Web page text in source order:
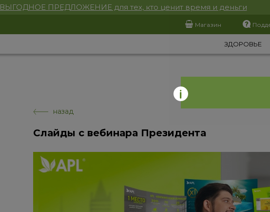
ВЫГОДНОЕ ПРЕДЛОЖЕНИЕ для тех, кто ценит время и деньги
Магазин
ЗДОРОВЬЕ
назад
Слайды с вебинара Президента